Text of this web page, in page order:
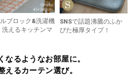
ブロック&洗濯機
洗えるキッチンマ
SNSで話題沸騰のふか
ぴた極厚タイプ！
なるようなお部屋に。
えるカーテン選び。